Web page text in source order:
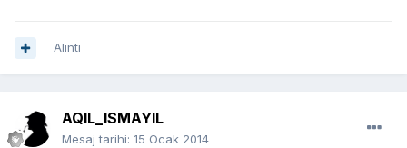
Alıntı
AQIL_ISMAYIL
Mesaj tarihi: 15 Ocak 2014